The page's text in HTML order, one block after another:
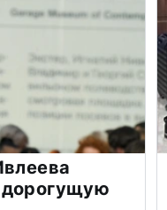
дорогущую